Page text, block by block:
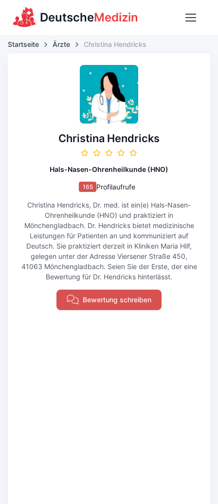
DeutscheMedizin
Startseite Ärzte Christina Hendricks
Christina Hendricks
Hals-Nasen-Ohrenheilkunde (HNO)
165 Profilaufrufe
Christina Hendricks, Dr. med. ist ein(e) Hals-Nasen-
Ohrenheilkunde (HNO) und praktiziert in
Mönchengladbach. Dr. Hendricks bietet medizinische
Leistungen für Patienten an und kommuniziert auf
Deutsch. Sie praktiziert derzeit in Kliniken Maria Hilf,
gelegen unter der Adresse Viersener Straße 450,
41063 Mönchengladbach. Seien Sie der Erste, der eine
Bewertung für Dr. Hendricks hinterlässt.
Bewertung schreiben